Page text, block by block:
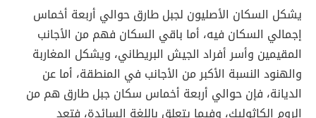
يشكل السكان الأصليون لجبل طارق حوالي أربعة أخماس
إجمالي السكان فيه، أما باقي السكان فهم من الأجانب
المقيمين وأسر أفراد الجيش البريطاني، ويشكل المغاربة
والهنود النسبة الأكبر من الأجانب في المنطقة، أما عن
الديانة، فإن حوالي أربعة أخماس سكان جبل طارق هم من
الروم الكاثوليك، وفيما يتعلق باللغة السائدة، فتعد